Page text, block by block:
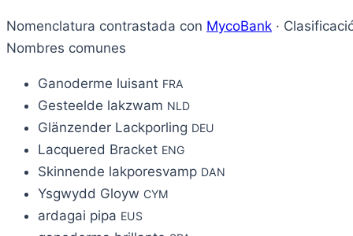
Nomenclatura contrastada con MycoBank ·
Nombres comunes
Ganoderme luisant FRA
Gesteelde lakzwam NLD
Glänzender Lackporling DEU
Lacquered Bracket ENG
Skinnende lakporesvamp DAN
Ysgwydd Gloyw CYM
ardagai pipa EUS